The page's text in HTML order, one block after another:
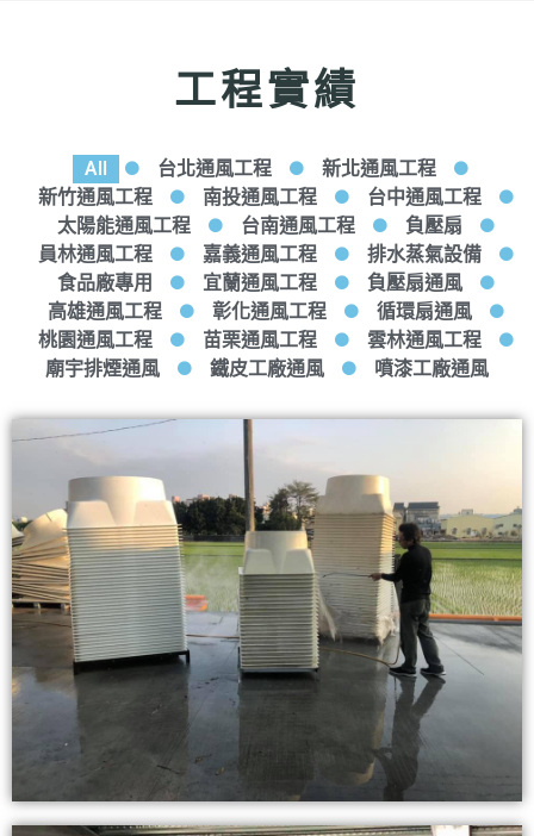
工程實績
All 台北通風工程
新北通風工程
新竹通風工程
南投通風工程
台中通風工程
太陽能通風工程
台南通風工程
負壓扇
員林通風工程
嘉義通風工程
排水蒸氣設備
食品廠專用
宜蘭通風工程
負壓扇通風
高雄通風工程
彰化通風工程
循環扇通風
桃園通風工程
苗栗通風工程
雲林通風工程
廟宇排煙通風
鐵皮工廠通風 噴漆工廠通風
查看內容